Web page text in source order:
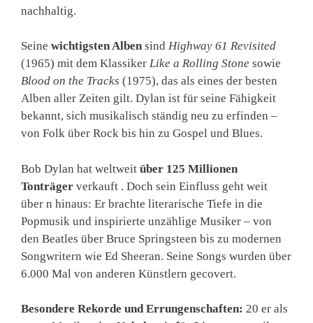
nachhaltig.
Seine wichtigsten Alben sind Highway 61 Revisited
(1965) mit dem Klassiker Like a Rolling Stone sowie
Blood on the Tracks (1975), das als eines der besten
Alben aller Zeiten gilt. Dylan ist für seine Fähigkeit
bekannt, sich musikalisch ständig neu zu erfinden –
von Folk über Rock bis hin zu Gospel und Blues.
Bob Dylan hat weltweit über 125 Millionen
Tonträger verkauft . Doch sein Einfluss geht weit
über n hinaus: Er brachte literarische Tiefe in die
Popmusik und inspirierte unzählige Musiker – von
den Beatles über Bruce Springsteen bis zu modernen
Songwritern wie Ed Sheeran. Seine Songs wurden über
6.000 Mal von anderen Künstlern gecovert.
Besondere Rekorde und Errungenschaften: 20 er als